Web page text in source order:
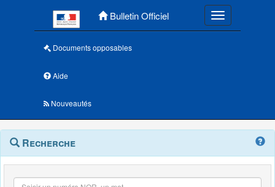
Bulletin Officiel Toggle
Documents opposables
Aide
Nouveautés
Navigation
outils
Menu
contextuel
Recherche